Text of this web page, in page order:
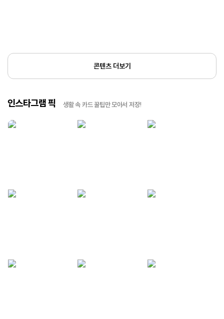
콘텐츠 더보기
인스타그램 픽 생활 속 카드 꿀팁만 모아서 저장!